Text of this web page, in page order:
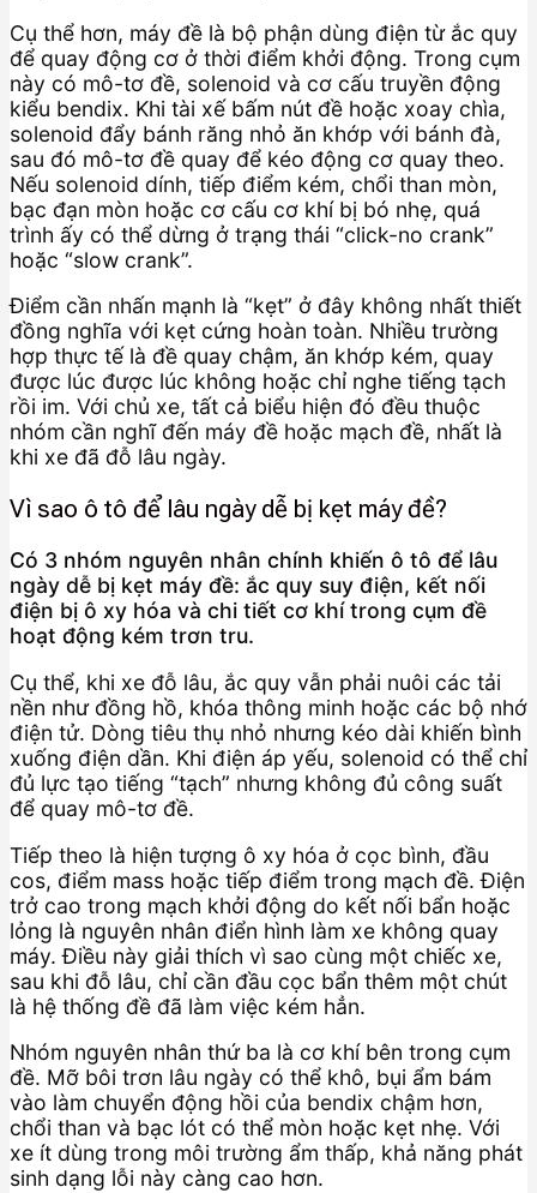
Cụ thể hơn, máy đề là bộ phận dùng điện từ ắc quy
để quay động cơ ở thời điểm khởi động. Trong cụm
này có mô-tơ đề, solenoid và cơ cấu truyền động
kiểu bendix. Khi tài xế bấm nút đề hoặc xoay chìa,
solenoid đẩy bánh răng nhỏ ăn khớp với bánh đà,
sau đó mô-tơ đề quay để kéo động cơ quay theo.
Nếu solenoid dính, tiếp điểm kém, chổi than mòn,
bạc đạn mòn hoặc cơ cấu cơ khí bị bó nhẹ, quá
trình ấy có thể dừng ở trạng thái “click-no crank”
hoặc “slow crank”.
Điểm cần nhấn mạnh là “kẹt” ở đây không nhất thiết
đồng nghĩa với kẹt cứng hoàn toàn. Nhiều trường
hợp thực tế là đề quay chậm, ăn khớp kém, quay
được lúc được lúc không hoặc chỉ nghe tiếng tạch
rồi im. Với chủ xe, tất cả biểu hiện đó đều thuộc
nhóm cần nghĩ đến máy đề hoặc mạch đề, nhất là
khi xe đã đỗ lâu ngày.
Vì sao ô tô để lâu ngày dễ bị kẹt máy đề?
Có 3 nhóm nguyên nhân chính khiến ô tô để lâu
ngày dễ bị kẹt máy đề: ắc quy suy điện, kết nối
điện bị ô xy hóa và chi tiết cơ khí trong cụm đề
hoạt động kém trơn tru.
Cụ thể, khi xe đỗ lâu, ắc quy vẫn phải nuôi các tải
nền như đồng hồ, khóa thông minh hoặc các bộ nhớ
điện tử. Dòng tiêu thụ nhỏ nhưng kéo dài khiến bình
xuống điện dần. Khi điện áp yếu, solenoid có thể chỉ
đủ lực tạo tiếng “tạch” nhưng không đủ công suất
để quay mô-tơ đề.
Tiếp theo là hiện tượng ô xy hóa ở cọc bình, đầu
cos, điểm mass hoặc tiếp điểm trong mạch đề. Điện
trở cao trong mạch khởi động do kết nối bẩn hoặc
lỏng là nguyên nhân điển hình làm xe không quay
máy. Điều này giải thích vì sao cùng một chiếc xe,
sau khi đỗ lâu, chỉ cần đầu cọc bẩn thêm một chút
là hệ thống đề đã làm việc kém hẳn.
Nhóm nguyên nhân thứ ba là cơ khí bên trong cụm
đề. Mỡ bôi trơn lâu ngày có thể khô, bụi ẩm bám
vào làm chuyển động hồi của bendix chậm hơn,
chổi than và bạc lót có thể mòn hoặc kẹt nhẹ. Với
xe ít dùng trong môi trường ẩm thấp, khả năng phát
sinh dạng lỗi này càng cao hơn.